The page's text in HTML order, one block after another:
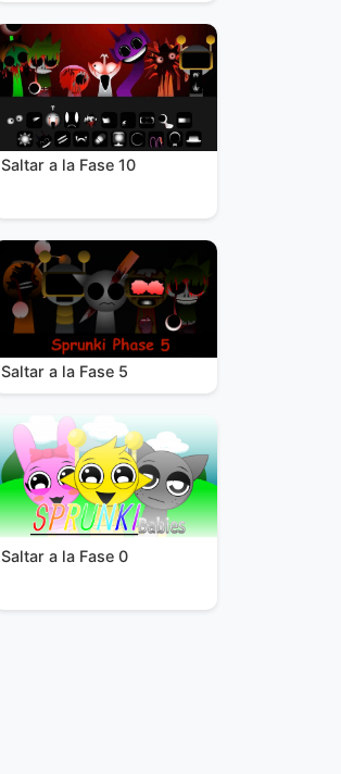
Saltar a la Fase 10
Saltar a la Fase 5
Saltar a la Fase 0